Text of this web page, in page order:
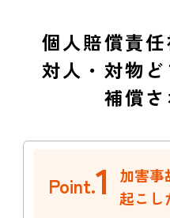
個人賠償責
対人・対物
補償さ
Point.1
加害事
起こし